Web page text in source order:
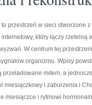
przestrzeń w sieci stworzone
który łączy
W centrum tej
organizmu. Wpisy
przeładowane mitem, a
miesiączkowy i zaburzenia i
miesiączce i rytmowi